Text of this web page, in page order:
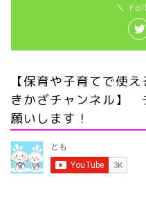
＼
【保育や子育てで使
きかざチャンネル】
願いします！